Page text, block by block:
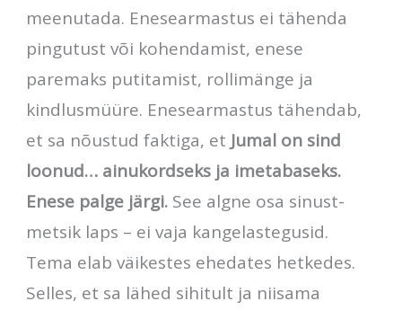
meenutada. Enesearmastus ei tähenda
pingutust või kohendamist, enese
paremaks putitamist, rollimänge ja
kindlusmüüre. Enesearmastus tähendab,
et sa nõustud faktiga, et Jumal on sind
loonud… ainukordseks ja imetabaseks.
Enese palge järgi. See algne osa sinust-
metsik laps – ei vaja kangelastegusid.
Tema elab väikestes ehedates hetkedes.
Selles, et sa lähed sihitult ja niisama